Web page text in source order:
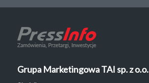
Grupa Marketingowa TAI sp. z o.o.